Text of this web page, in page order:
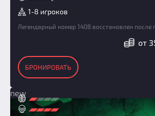
1-8 игроков
Легендарный номер 1408 восстановлен после
от
БРОНИРОВАТЬ
new